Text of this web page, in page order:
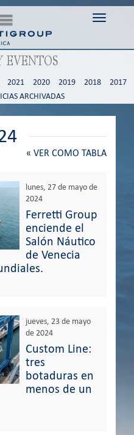
Toggle
EVENTOS
2021 2020 2019 2018
2017
ARCHIVADAS
« VER COMO TABLA
lunes, 27 de mayo de
2024
Ferretti Group
enciende el
Salón Náutico
de Venecia
jueves, 23 de mayo
de 2024
Custom Line:
tres
botaduras en
menos de un